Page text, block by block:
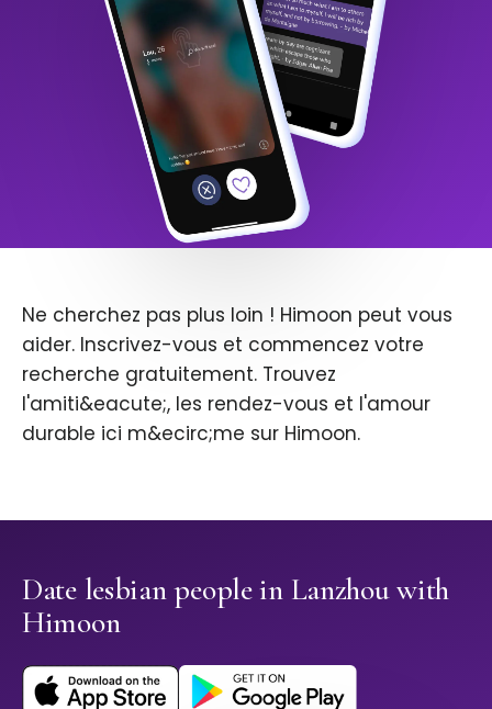
Ne cherchez pas plus loin ! Himoon peut vous
aider. Inscrivez-vous et commencez votre
recherche gratuitement. Trouvez
l'amiti&eacute;, les rendez-vous et l'amour
durable ici m&ecirc;me sur Himoon.
Date lesbian people in Lanzhou with
Himoon